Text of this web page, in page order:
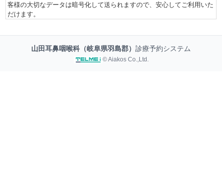
客様の大切なデータは暗号化して送られますので、安心してご利用いた
だけます。
山田耳鼻咽喉科（岐阜県羽島郡） 診療予約システム
© Aiakos Co.,Ltd.